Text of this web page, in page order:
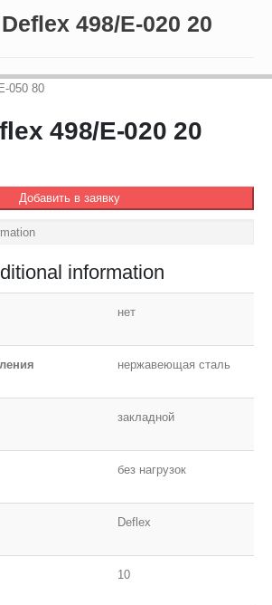
498/E-020 20
498/E-020 20
Добавить в заявку
information
нет
нержавеющая сталь
закладной
без нагрузок
Deflex
10